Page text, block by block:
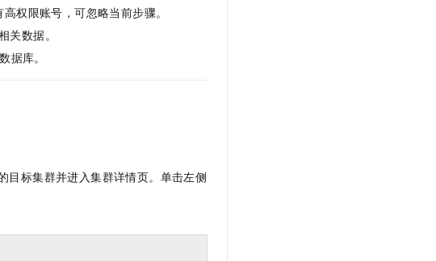
权限账号，可忽略当前步骤。
关数据。
据库。
目标集群并进入集群详情页。单击左侧